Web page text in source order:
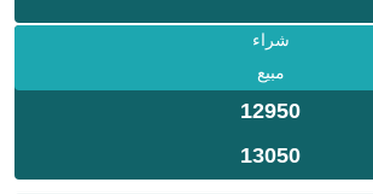
شراء
مبيع
12950
13050